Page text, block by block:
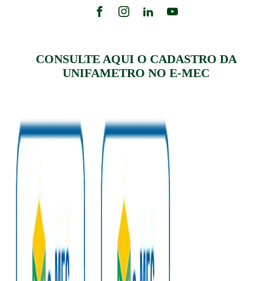
CONSULTE AQUI O CADASTRO DA
UNIFAMETRO NO E-MEC